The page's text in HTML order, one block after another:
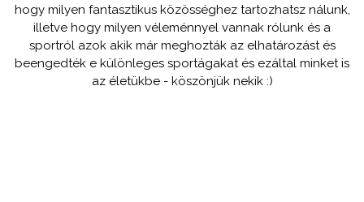
hogy milyen fantasztikus közösséghez tartozhatsz nálunk,
illetve hogy milyen véleménnyel vannak rólunk és a
sportról azok akik már meghozták az elhatározást és
beengedték e különleges sportágakat és ezáltal minket is
az életükbe - köszönjük nekik :)